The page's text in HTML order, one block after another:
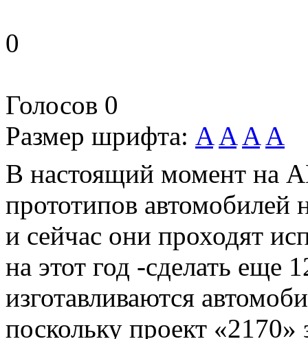
0
Голосов 0
Размер шрифта: A A A A
В настоящий момент на
прототипов автомобилей
и сейчас они проходят
на этот год -сделать еще
изготавливаются
поскольку проект «2170»